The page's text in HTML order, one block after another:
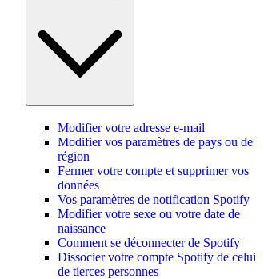
Modifier votre adresse e-mail
Modifier vos paramètres de pays ou de
région
Fermer votre compte et supprimer vos
données
Vos paramètres de notification Spotify
Modifier votre sexe ou votre date de
naissance
Comment se déconnecter de Spotify
Dissocier votre compte Spotify de celui
de tierces personnes